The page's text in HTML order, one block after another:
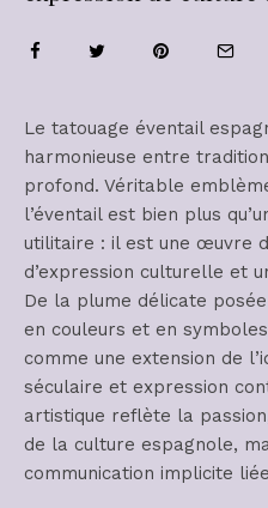
Le tatouage éventail
harmonieuse entre
profond. Véritable
l’éventail est bien plus
utilitaire : il est une œuvre
d’expression culturelle et
De la plume délicate
en couleurs et en
comme une extension de
séculaire et expression
artistique reflète la
de la culture espagnole,
communication implicite